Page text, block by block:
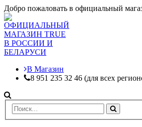
Добро пожаловать в официальный
В Магазин
8 951 235 32 46 (для всех